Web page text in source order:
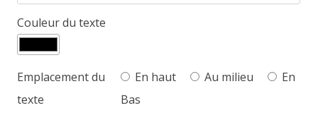
Couleur du texte
Emplacement du
texte
En haut Au milieu
En
Bas